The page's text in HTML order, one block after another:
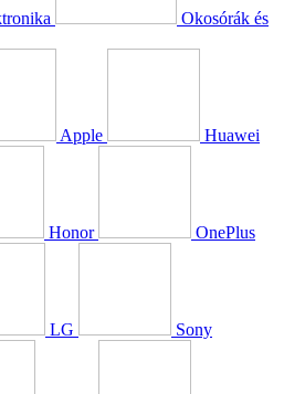
Okosórák és
Apple Huawei
Honor OnePlus
LG Sony